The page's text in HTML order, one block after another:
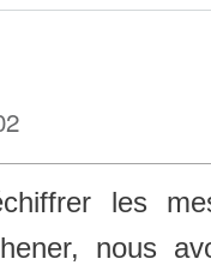
les
nous